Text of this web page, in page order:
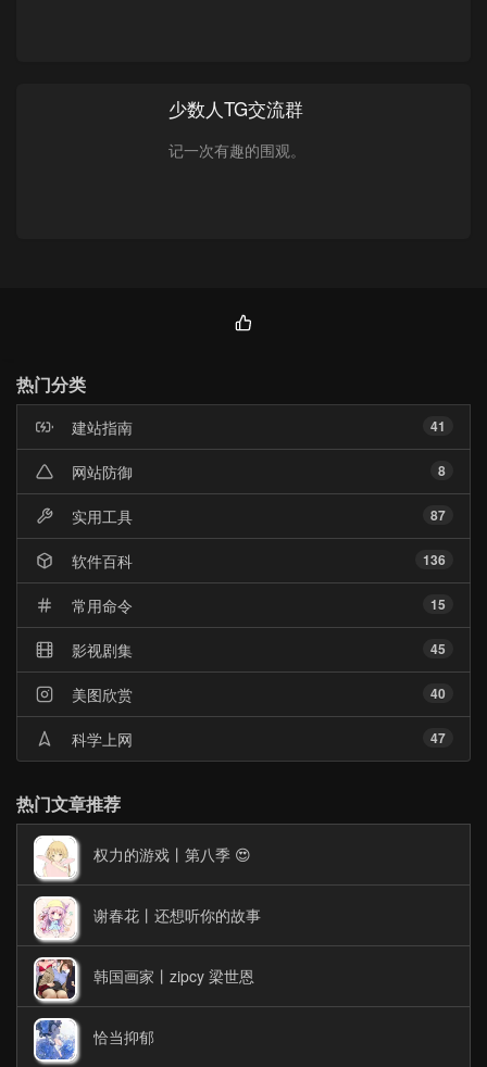
少数人TG交流群
记一次有趣的围观。
热门分类
41
建站指南
8
网站防御
87
实用工具
136
软件百科
15
常用命令
45
影视剧集
40
美图欣赏
47
科学上网
热门文章推荐
权力的游戏丨第八季 😍
谢春花丨还想听你的故事
韩国画家丨zipcy 梁世恩
恰当抑郁